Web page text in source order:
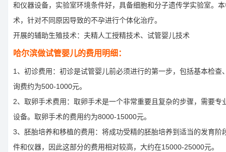
和仪器设备，实验室环境条件好，具备细胞和分子遗传学实验室。
术，针对不同原因导致的不孕进行个体化治疗。
开展的辅助生殖技术：夫精人工授精技术、试管婴儿技术
哈尔滨做试管婴儿的费用明细：
1、初诊费用：初诊是试管婴儿前必须进行的第一步，包括基本检查
询费约为500-1000元。
2、取卵手术费用：取卵手术是一个非常重要且复杂的步骤，需要专
设备。取卵手术的费用约为8000-15000元。
3、胚胎培养和移植的费用：将成功受精的胚胎培养到适当的发育阶
件和仪器，因此这部分的费用相对较高，大约在15000-25000元。